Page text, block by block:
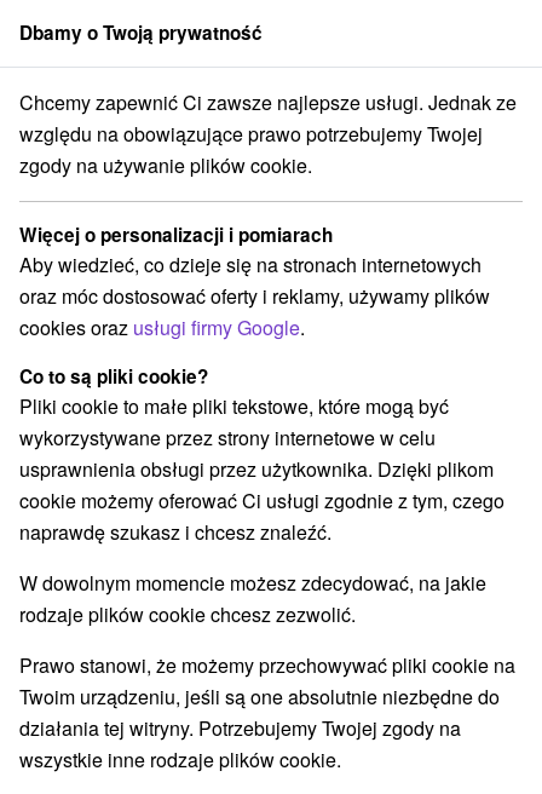
członek grupySorger
pobyty Východné Slovensko Prešovský kraj Starý Smokovec
Wellness pobyty Starý Smokovec
Kategorie
Wszystkie kategorie
Pobyty z rabatem(3)
Wellness pobyty(2) Wyjazdy weekendowe
Romantyczne wypady
Wakacje rodzinne(3)
Wybierz lokalizację lub datę
Najlepiej sprzedające
Wsie i miasta
wellness pobyty z obiadokolacją dla dwojga
WSZYSTKO TOP - BESTSELLERY
Dbamy o Twoją prywatność
Chcemy zapewnić Ci zawsze najlepsze usługi. Jednak ze
względu na obowiązujące prawo potrzebujemy Twojej
zgody na używanie plików cookie.
Więcej o personalizacji i pomiarach
Aby wiedzieć, co dzieje się na stronach internetowych
oraz móc dostosować oferty i reklamy, używamy plików
cookies oraz usługi firmy Google.
Co to są pliki cookie?
Pliki cookie to małe pliki tekstowe, które mogą być
wykorzystywane przez strony internetowe w celu
usprawnienia obsługi przez użytkownika. Dzięki plikom
cookie możemy oferować Ci usługi zgodnie z tym, czego
naprawdę szukasz i chcesz znaleźć.
W dowolnym momencie możesz zdecydować, na jakie
rodzaje plików cookie chcesz zezwolić.
Prawo stanowi, że możemy przechowywać pliki cookie na
Twoim urządzeniu, jeśli są one absolutnie niezbędne do
działania tej witryny. Potrzebujemy Twojej zgody na
wszystkie inne rodzaje plików cookie.